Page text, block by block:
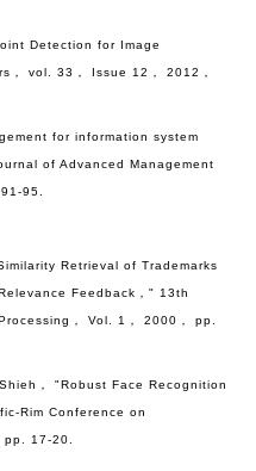
Detection for Image
， vol. 33， Issue 12， 2012，
for information system
of Advanced Management
95.
Retrieval of Trademarks
Feedback，" 13th
， Vol. 1， 2000， pp.
， "Robust Face Recognition
Rim Conference on
pp. 17-20.